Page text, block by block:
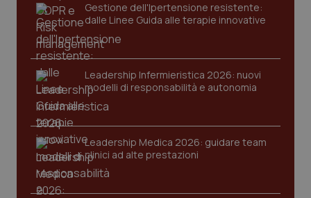
Gestione dell'Ipertensione resistente:
dalle Linee Guida alle terapie innovative
Leadership Infermieristica 2026: nuovi
modelli di responsabilità e autonomia
Leadership Medica 2026: guidare team
clinici ad alte prestazioni
CookieScriptConsent